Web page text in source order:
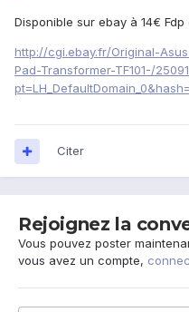
Disponible sur ebay à 14€ Fdp
http://cgi.ebay.fr/Original-
Pad-Transformer-TF101-/
Citer
Rejoignez la
Vous pouvez poster
vous avez un compte,